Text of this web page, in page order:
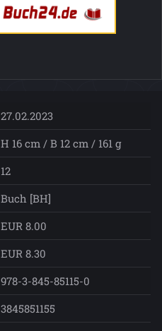
27.02.2023
H 16 cm / B 12 cm / 161 g
12
Buch [BH]
EUR 8.00
EUR 8.30
978-3-845-85115-0
3845851155